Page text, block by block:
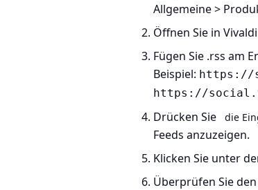
Allgemeine >
Öffnen Sie in
Fügen Sie .rss am
Beispiel: https://
https://
Drücken Sie
die
Feeds anzuzeigen.
Klicken Sie unter
Überprüfen Sie